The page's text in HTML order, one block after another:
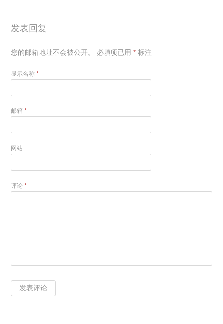
发表回复
您的邮箱地址不会被公开。 必填项已用* 标注
显示名称*
邮箱*
网站
评论*